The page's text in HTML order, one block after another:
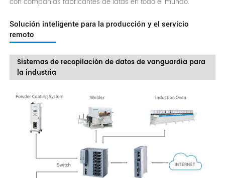
con compañías fabricantes de latas en todo el mundo.
Solución inteligente para la producción y el servicio
remoto
Sistemas de recopilación de datos de vanguardia para
la industria